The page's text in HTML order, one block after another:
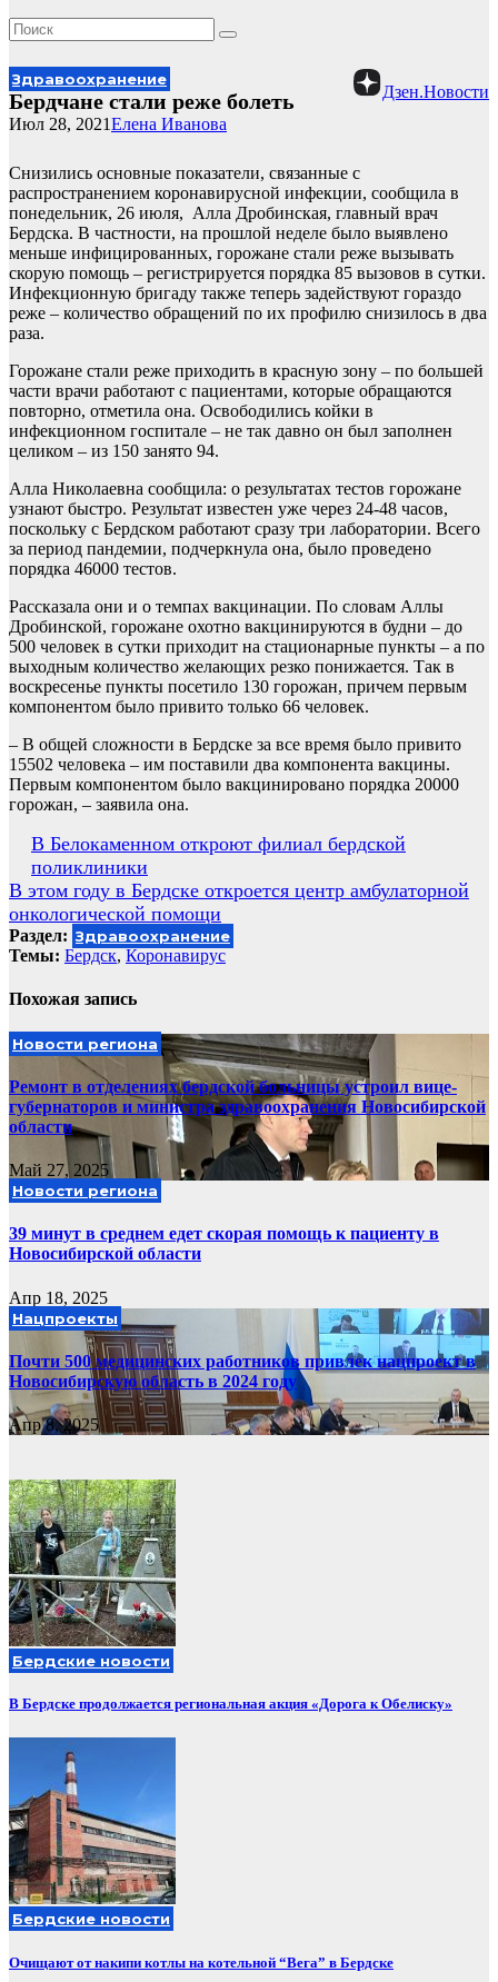
Дзен.Новости
Здравоохранение
Бердчане стали реже болеть
Елена Иванова
Июл 28, 2021
Снизились основные показатели, связанные с
распространением коронавирусной инфекции, сообщила в
понедельник, 26 июля, Алла Дробинская, главный врач
Бердска. В частности, на прошлой неделе было выявлено
меньше инфицированных, горожане стали реже вызывать
скорую помощь – регистрируется порядка 85 вызовов в сутки.
Инфекционную бригаду также теперь задействуют гораздо
реже – количество обращений по их профилю снизилось в два
раза.
Горожане стали реже приходить в красную зону – по большей
части врачи работают с пациентами, которые обращаются
повторно, отметила она. Освободились койки в
инфекционном госпитале – не так давно он был заполнен
целиком – из 150 занято 94.
Алла Николаевна сообщила: о результатах тестов горожане
узнают быстро. Результат известен уже через 24-48 часов,
поскольку с Бердском работают сразу три лаборатории. Всего
за период пандемии, подчеркнула она, было проведено
порядка 46000 тестов.
Рассказала они и о темпах вакцинации. По словам Аллы
Дробинской, горожане охотно вакцинируются в будни – до
500 человек в сутки приходит на стационарные пункты – а по
выходным количество желающих резко понижается. Так в
воскресенье пункты посетило 130 горожан, причем первым
компонентом было привито только 66 человек.
– В общей сложности в Бердске за все время было привито
15502 человека – им поставили два компонента вакцины.
Первым компонентом было вакцинировано порядка 20000
горожан, – заявила она.
Навигация
по
записям
В Белокаменном откроют филиал бердской
поликлиники
В этом году в Бердске откроется центр амбулаторной
онкологической помощи
Раздел: Здравоохранение
Темы: Бердск, Коронавирус
Похожая запись
Новости региона
Ремонт в отделениях бердской больницы устроил вице-
губернаторов и министра здравоохранения Новосибирской
области
Май 27, 2025
Новости региона
39 минут в среднем едет скорая помощь к пациенту в
Новосибирской области
Апр 18, 2025
Нацпроекты
Почти 500 медицинских работников привлек нацпроект в
Новосибирскую область в 2024 году
Апр 8, 2025
Бердские новости
В Бердске продолжается региональная акция «Дорога к Обелиску»
Бердские новости
Очищают от накипи котлы на котельной “Вега” в Бердске